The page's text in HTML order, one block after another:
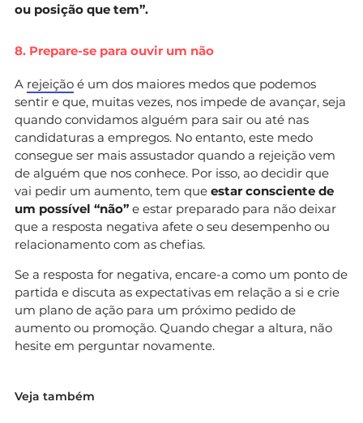
ou posição que tem”.
8. Prepare-se para ouvir um não
A rejeição é um dos maiores medos que podemos
sentir e que, muitas vezes, nos impede de avançar, seja
quando convidamos alguém para sair ou até nas
candidaturas a empregos. No entanto, este medo
consegue ser mais assustador quando a rejeição vem
de alguém que nos conhece. Por isso, ao decidir que
vai pedir um aumento, tem que estar consciente de
um possível “não” e estar preparado para não deixar
que a resposta negativa afete o seu desempenho ou
relacionamento com as chefias.
Se a resposta for negativa, encare-a como um ponto de
partida e discuta as expectativas em relação a si e crie
um plano de ação para um próximo pedido de
aumento ou promoção. Quando chegar a altura, não
hesite em perguntar novamente.
Veja também